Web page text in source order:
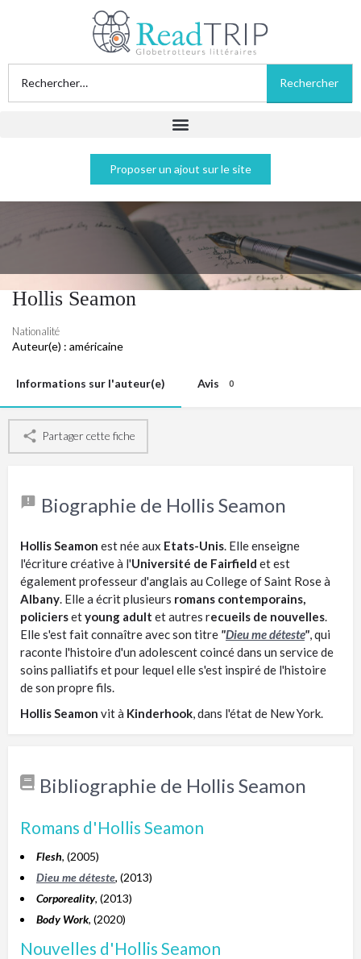
Proposer un ajout sur le site
Hollis Seamon
Nationalité
Auteur(e) : américaine
Informations sur l'auteur(e) Avis 0
Partager cette fiche
Biographie de Hollis Seamon
Hollis Seamon est née aux Etats-Unis . Elle enseigne
l'écriture créative à l'Université de Fairfield et est
également professeur d'anglais au College of Saint Rose à
Albany . Elle a écrit plusieurs romans contemporains,
policiersetyoung adult et autres recueils de nouvelles
Elle s'est fait connaître avec son titre "Dieu me déteste" , qui
raconte l'histoire d'un adolescent coincé dans un service de
soins palliatifs et pour lequel elle s'est inspiré de l'histoire
de son propre fils.
Hollis Seamon vit à Kinderhook , dans l'état de New York.
Bibliographie de Hollis Seamon
Romans d'Hollis Seamon
Flesh, (2005)
Dieu me déteste, (2013)
Corporeality, (2013)
Body Work, (2020)
Nouvelles d'Hollis Seamon